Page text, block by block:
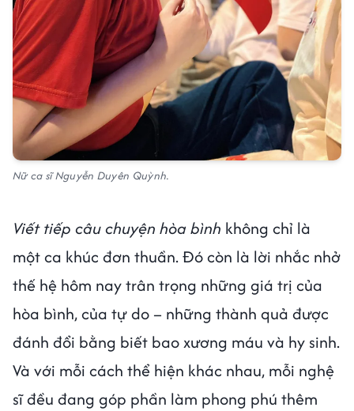
Nữ ca sĩ Nguyễn Duyên Quỳnh.
Viết tiếp câu chuyện hòa bình không chỉ là
một ca khúc đơn thuần. Đó còn là lời nhắc nhở
thế hệ hôm nay trân trọng những giá trị của
hòa bình, của tự do – những thành quả được
đánh đổi bằng biết bao xương máu và hy sinh.
Và với mỗi cách thể hiện khác nhau, mỗi nghệ
sĩ đều đang góp phần làm phong phú thêm